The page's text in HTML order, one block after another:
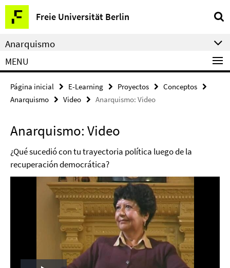
Springe
direkt
zu
Inhalt
Freie Universität Berlin
Herramientas
de
navegación
Anarquismo
MENU
Página inicial E-Learning Proyectos
Conceptos
Anarquismo
Video Anarquismo: Video
Anarquismo: Video
¿Qué sucedió con tu trayectoria política luego de la
recuperación democrática?